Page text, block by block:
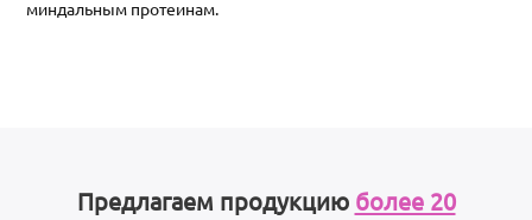
миндальным протеинам.
Предлагаем продукцию более 20